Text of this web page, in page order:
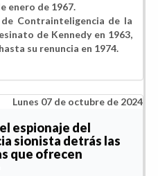
enero de 1967.
Contrainteligencia de la
de Kennedy en 1963,
su renuncia en 1974.
Lunes 07 de octubre de 2024
espionaje del
sionista detrás las
que ofrecen